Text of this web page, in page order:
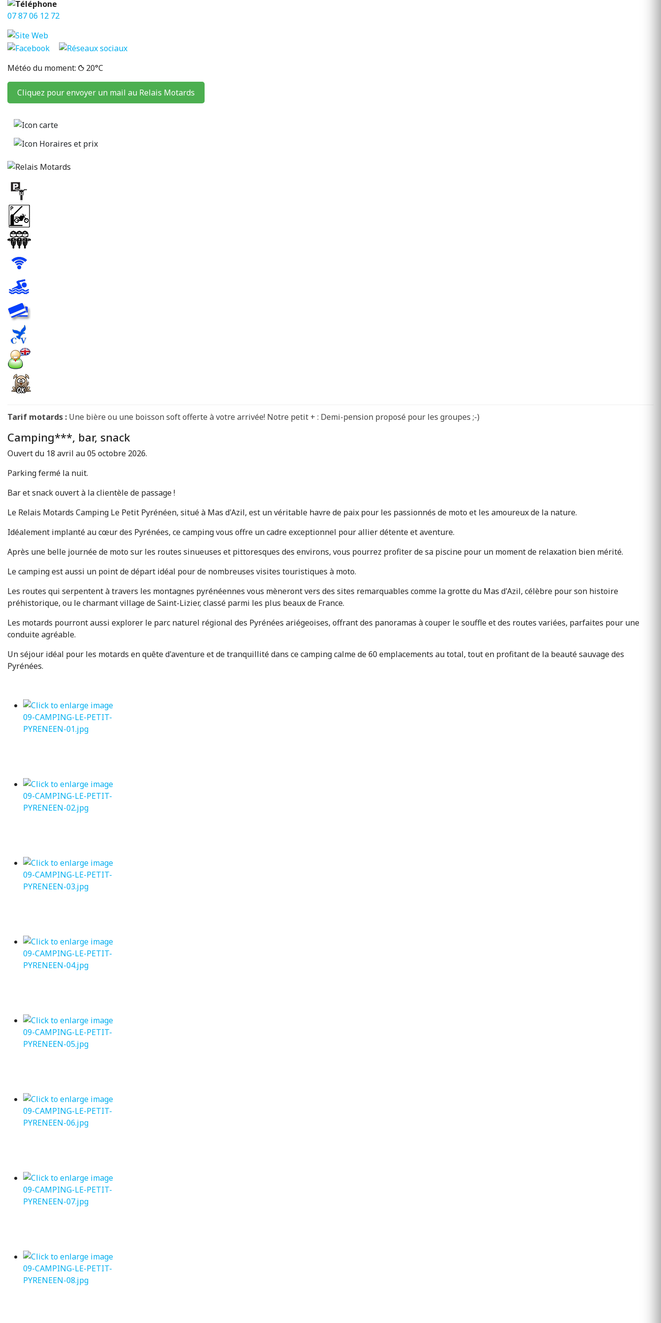
07 87 06 12 72
Météo du moment: 20°C
Cliquez pour envoyer un mail au Relais Motards
Tarif motards : Une bière ou une boisson soft offerte à votre arrivée! Notre petit + : Demi-pension proposé pour les groupes ;-)
Camping***, bar, snack
Ouvert du 18 avril au 05 octobre 2026.
Parking fermé la nuit.
Bar et snack ouvert à la clientèle de passage !
Le Relais Motards Camping Le Petit Pyrénéen, situé à Mas d'Azil, est un véritable havre de paix pour les passionnés de moto et les amoureux de la nature.
Idéalement implanté au cœur des Pyrénées, ce camping vous offre un cadre exceptionnel pour allier détente et aventure.
Après une belle journée de moto sur les routes sinueuses et pittoresques des environs, vous pourrez profiter de sa piscine pour un moment de relaxation bien mérité.
Le camping est aussi un point de départ idéal pour de nombreuses visites touristiques à moto.
Les routes qui serpentent à travers les montagnes pyrénéennes vous mèneront vers des sites remarquables comme la grotte du Mas d'Azil, célèbre pour son histoire
préhistorique, ou le charmant village de Saint-Lizier, classé parmi les plus beaux de France.
Les motards pourront aussi explorer le parc naturel régional des Pyrénées ariégeoises, offrant des panoramas à couper le souffle et des routes variées, parfaites pour une
conduite agréable.
Un séjour idéal pour les motards en quête d'aventure et de tranquillité dans ce camping calme de 60 emplacements au total, tout en profitant de la beauté sauvage des
Pyrénées.